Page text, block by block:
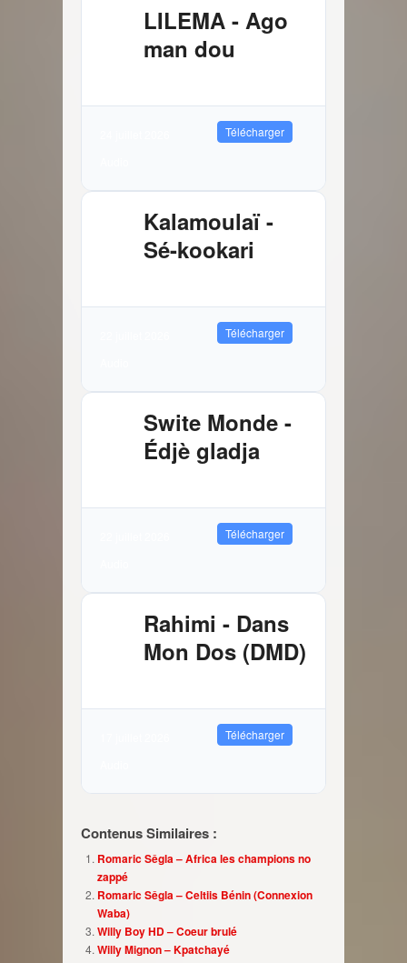
LILEMA - Ago
man dou
Télécharger
Kalamoulaï -
Sé-kookari
Télécharger
Swite Monde -
Édjè gladja
Télécharger
Rahimi - Dans
Mon Dos (DMD)
Télécharger
Contenus Similaires :
Romaric Sêgla – Africa les champions no
zappé
Romaric Sêgla – Celtiis Bénin (Connexion
Waba)
Willy Boy HD – Coeur brulé
Willy Mignon – Kpatchayé